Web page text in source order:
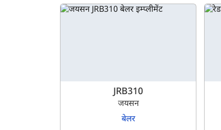
JRB310
जयसन
बेलर